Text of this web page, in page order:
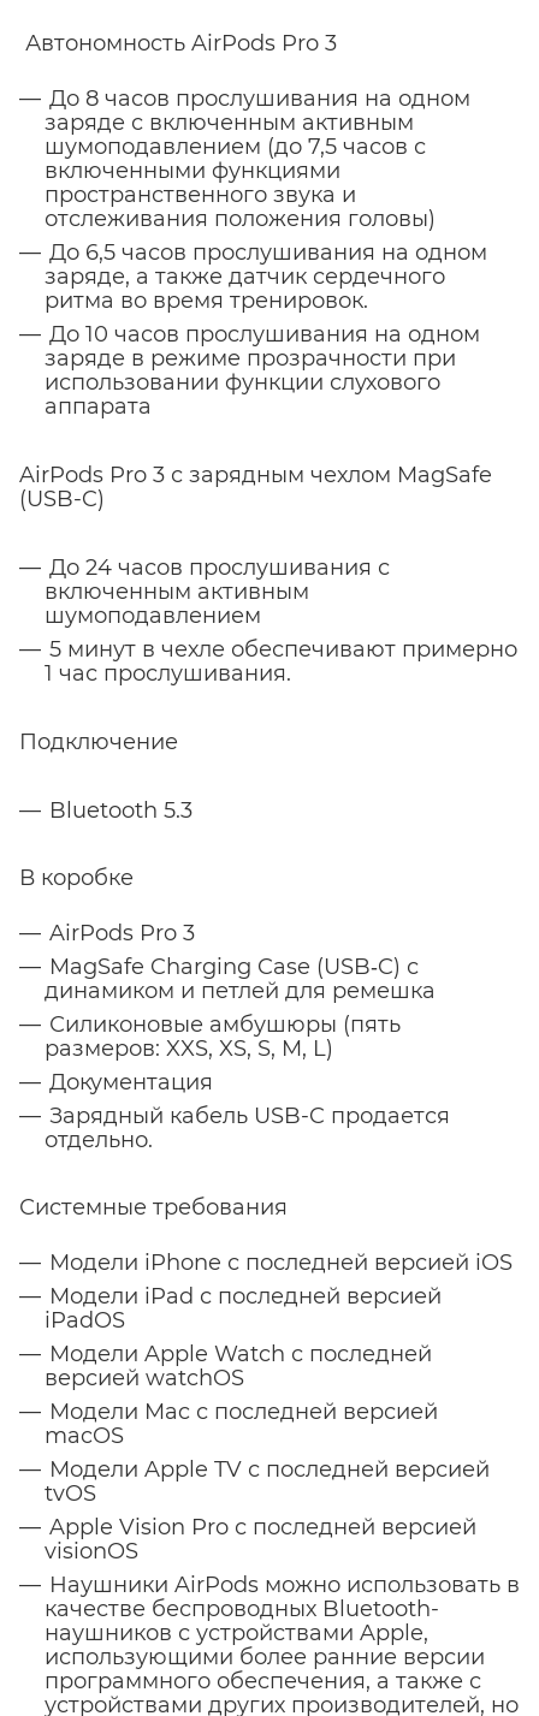
Автономность AirPods Pro 3
До 8 часов прослушивания на одном
заряде с включенным активным
шумоподавлением (до 7,5 часов с
включенными функциями
пространственного звука и
отслеживания положения головы)
До 6,5 часов прослушивания на одном
заряде, а также датчик сердечного
ритма во время тренировок.
До 10 часов прослушивания на одном
заряде в режиме прозрачности при
использовании функции слухового
аппарата
AirPods Pro 3 с зарядным чехлом MagSafe
(USB-C)
До 24 часов прослушивания с
включенным активным
шумоподавлением
5 минут в чехле обеспечивают примерно
1 час прослушивания.
Подключение
Bluetooth 5.3
В коробке
AirPods Pro 3
MagSafe Charging Case (USB‑C) с
динамиком и петлей для ремешка
Силиконовые амбушюры (пять
размеров: XXS, XS, S, M, L)
Документация
Зарядный кабель USB-C продается
отдельно.
Системные требования
Модели iPhone с последней версией iOS
Модели iPad с последней версией
iPadOS
Модели Apple Watch с последней
версией watchOS
Модели Mac с последней версией
macOS
Модели Apple TV с последней версией
tvOS
Apple Vision Pro с последней версией
visionOS
Наушники AirPods можно использовать в
качестве беспроводных Bluetooth-
наушников с устройствами Apple,
использующими более ранние версии
программного обеспечения, а также с
устройствами других производителей, но